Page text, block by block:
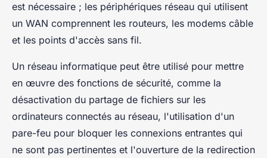
est nécessaire ; les périphériques réseau qui utilisent
un WAN comprennent les routeurs, les modems câble
et les points d'accès sans fil.
Un réseau informatique peut être utilisé pour mettre
en œuvre des fonctions de sécurité, comme la
désactivation du partage de fichiers sur les
ordinateurs connectés au réseau, l'utilisation d'un
pare-feu pour bloquer les connexions entrantes qui
ne sont pas pertinentes et l'ouverture de la redirection